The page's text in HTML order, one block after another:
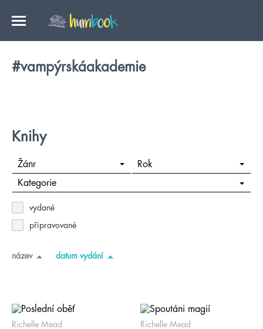
#vampýrskáakademie
Knihy
Žánr Rok
Kategorie
vydané
připravované
název datum vydání
Richelle Mead Richelle Mead